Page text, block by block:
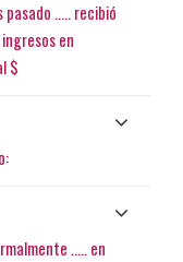
..... recibió
en
$
..... en